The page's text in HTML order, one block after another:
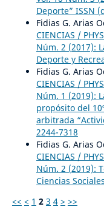
Deporte” ISSN
Fidias G. Arias
CIENCIAS /
Núm. 2 (2017):
Deporte y
Fidias G. Arias
CIENCIAS /
Núm. 1 (2019):
propósito del
arbitrada
2244-7318
Fidias G. Arias
CIENCIAS /
Núm. 2 (2019):
Ciencias
<< < 1 2 3 4 > >>